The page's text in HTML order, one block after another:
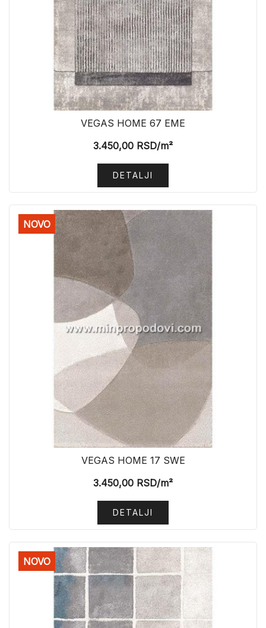
VEGAS HOME 67 EME
3.450,00 RSD/m²
DETALJI
NOVO
VEGAS HOME 17 SWE
3.450,00 RSD/m²
DETALJI
NOVO